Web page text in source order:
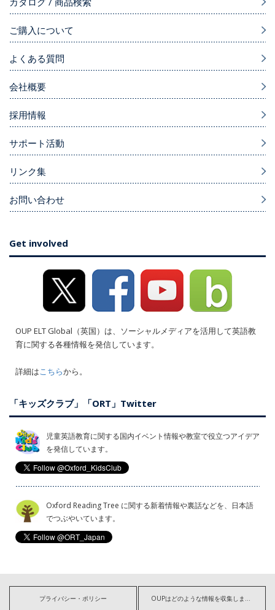
ご購入について
よくある質問
会社概要
採用情報
サポート活動
リンク集
お問い合わせ
Get involved
OUP ELT Global（英国）は、ソーシャルメディアを活用して英語教
育に関する各種情報を発信しています。
詳細はこちらから。
「キッズクラブ」「ORT」Twitter
児童英語教育に関する国内イベント情報や教室で役立つアイデア
を発信しています。
Oxford Reading Tree に関する新着情報や裏話などを、日本語
でつぶやいています。
プライバシー・ポリシー OUPはどのような情報を収集しますか?